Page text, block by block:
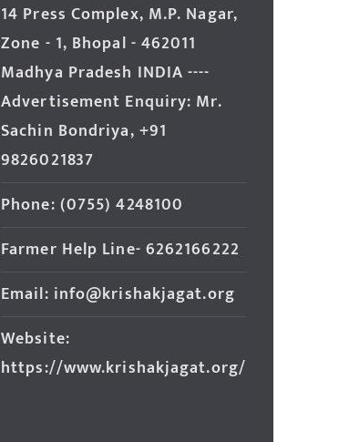
14 Press Complex, M.P. Nagar,
Zone - 1, Bhopal - 462011
Madhya Pradesh INDIA ----
Advertisement Enquiry: Mr.
Sachin Bondriya, +91
9826021837
Phone: (0755) 4248100
Farmer Help Line- 6262166222
Email: info@krishakjagat.org
Website:
https://www.krishakjagat.org/